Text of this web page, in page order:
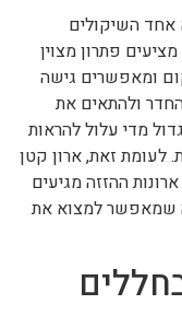
אחד השיקולים
פתרון מצוין
ומאפשרים גישה
ולהתאים את
מדי עלול להראות
לעומת זאת, ארון קטן
ההזזה מגיעים
שמאפשר למצוא את